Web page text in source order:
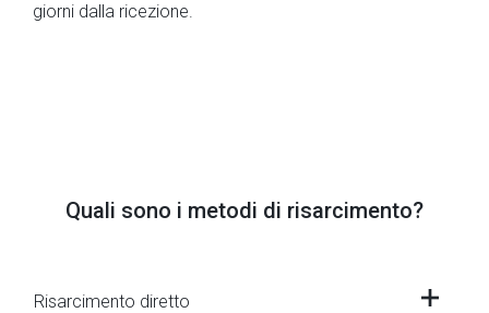
giorni dalla ricezione.
Quali sono i metodi di risarcimento?
Risarcimento diretto